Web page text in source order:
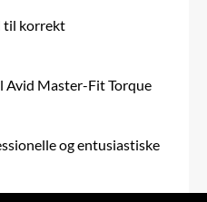
til korrekt
Avid Master-Fit Torque
og entusiastiske